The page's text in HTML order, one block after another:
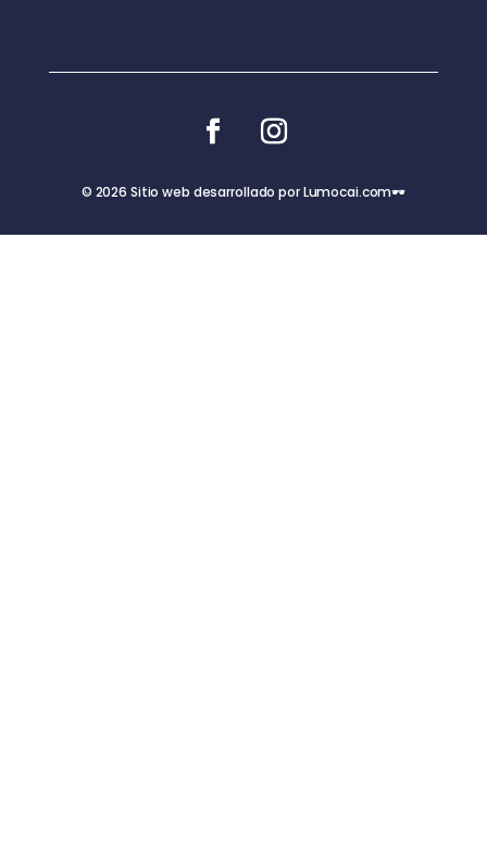
© 2026 Sitio web desarrollado por Lumocai.com🕶️